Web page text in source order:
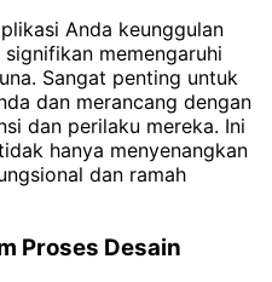
Anda keunggulan
memengaruhi
Sangat penting untuk
dan merancang dengan
dan perilaku mereka. Ini
hanya menyenangkan
dan ramah
Proses Desain